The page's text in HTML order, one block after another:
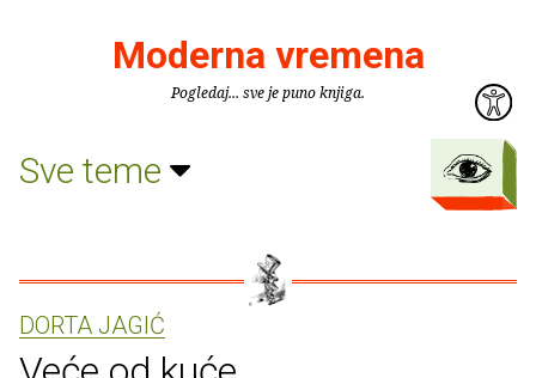
Moderna vremena
Pogledaj... sve je puno knjiga.
Sve teme
DORTA JAGIĆ